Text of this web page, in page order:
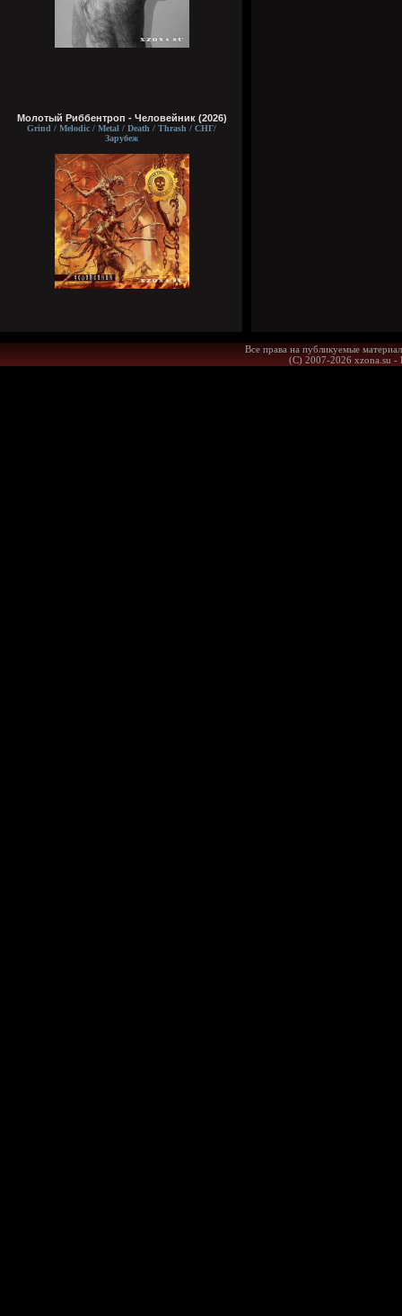
Молотый Риббентроп - Человейник (2026)
Grind / Melodic / Metal / Death / Thrash / СНГ/
Зарубеж
Все права на публикуемые
(С) 2007-2026 xzona.su -